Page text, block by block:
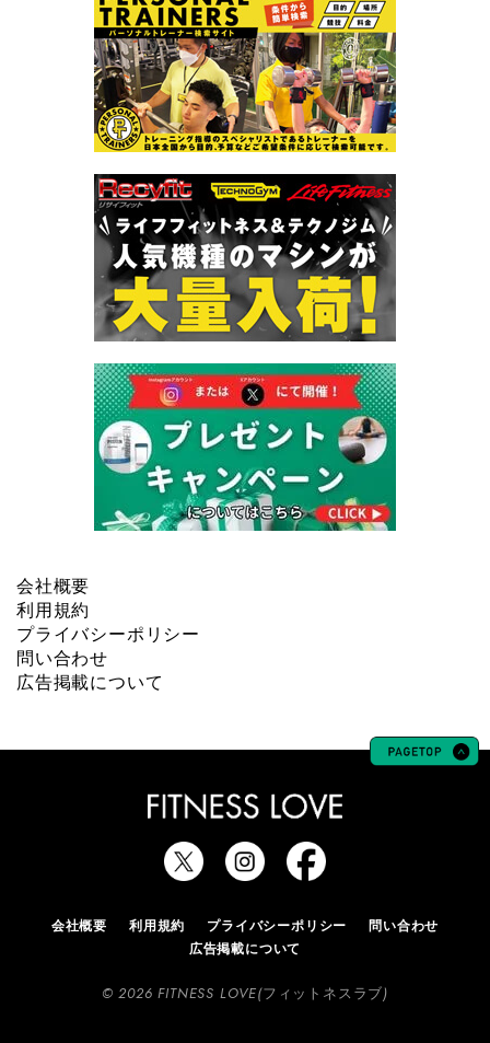
会社概要
利用規約
プライバシーポリシー
問い合わせ
広告掲載について
会社概要 利用規約 プライバシーポリシー
問い合わせ
広告掲載について
© 2026 FITNESS LOVE(フィットネスラブ)